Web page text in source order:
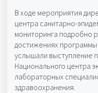
В ходе мероприятия
центра санитарно-
мониторинга подробно
достижениях программы
услышали выступление
Национального центра
лабораторных
здравоохранения.